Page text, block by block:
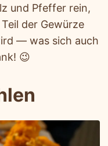
und Pfeffer rein,
der Gewürze
— was sich auch
😉